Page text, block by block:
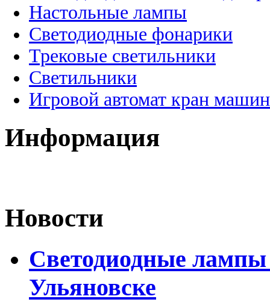
Настольные лампы
Светодиодные фонарики
Трековые светильники
Светильники
Игровой автомат кран
Информация
Новости
Светодиодные
Ульяновске